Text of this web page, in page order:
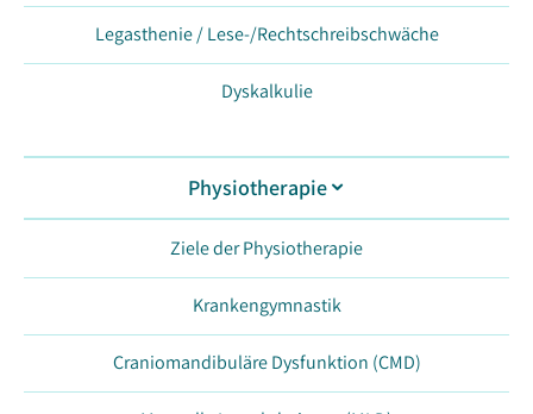
Legasthenie / Lese-/Rechtschreibschwäche
Dyskalkulie
Physiotherapie
Ziele der Physiotherapie
Krankengymnastik
Craniomandibuläre Dysfunktion (CMD)